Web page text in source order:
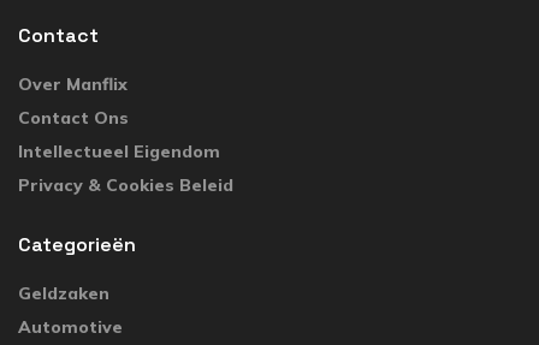
Contact
Over Manflix
Contact Ons
Intellectueel Eigendom
Privacy & Cookies Beleid
Categorieën
Geldzaken
Automotive